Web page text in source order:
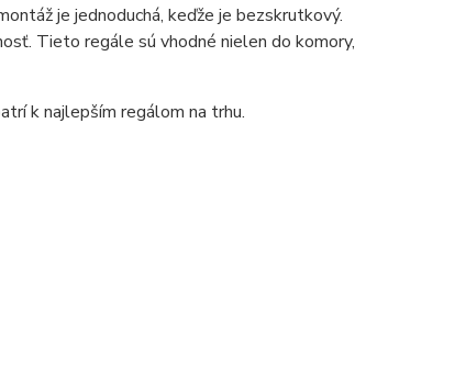
je jednoduchá, keďže je bezskrutkový.
Tieto regále sú vhodné nielen do komory,
k najlepším regálom na trhu.